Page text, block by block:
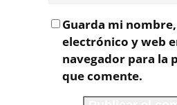
Guarda mi
electrónico y web
navegador para la
que comente.